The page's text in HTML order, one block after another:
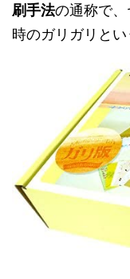
刷手法の通称で
時のガリガリとい